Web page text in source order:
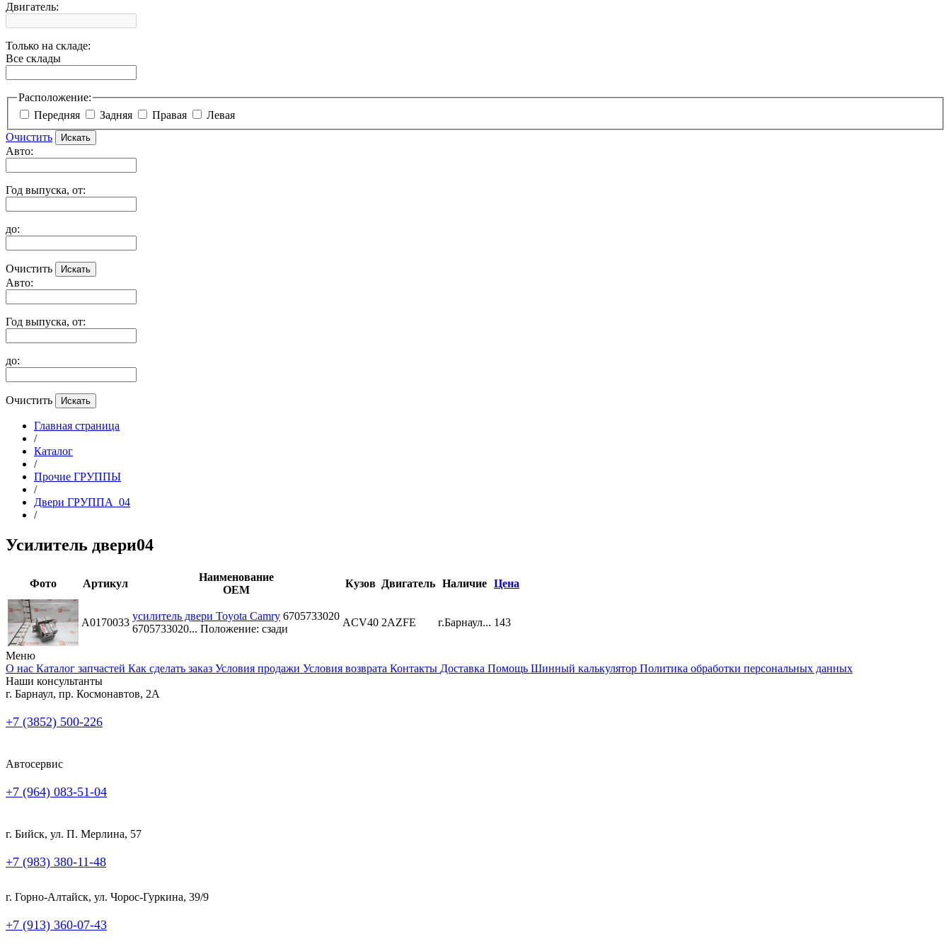
Двигатель:
Только на складе:
Все склады
Расположение:
Передняя
Задняя Правая
Левая
Очистить
Авто:
Год выпуска, от:
до:
Очистить
Авто:
Год выпуска, от:
до:
Очистить
Главная страница
/
Каталог
/
Прочие ГРУППЫ
/
Двери ГРУППА_04
/
Усилитель двери04
Фото Артикул
Наименование
ОЕМ
Кузов Двигатель Наличие Цена
A0170033
усилитель двери Toyota Camry 6705733020
6705733020... Положение: сзади
ACV40 2AZFE г.Барнаул... 143
Меню
О нас Каталог запчастей Как сделать заказ Условия продажи Условия возврата Контакты Доставка Помощь Шинный калькулятор Политика обработки персональных данных
Наши консультанты
г. Барнаул, пр. Космонавтов, 2А
+7 (3852) 500-226
Автосервис
+7 (964) 083-51-04
г. Бийск, ул. П. Мерлина, 57
+7 (983) 380-11-48
г. Горно-Алтайск, ул. Чорос-Гуркина, 39/9
+7 (913) 360-07-43